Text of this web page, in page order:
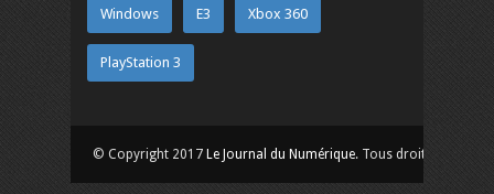
Windows E3 Xbox 360
PlayStation 3
© Copyright 2017 Le Journal du Numérique. Tous droits réservés.